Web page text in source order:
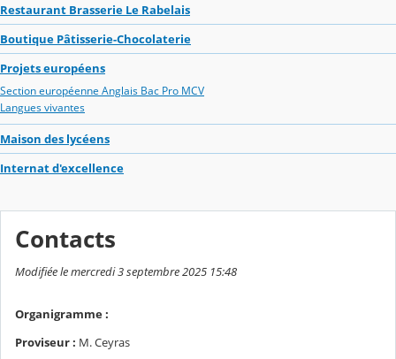
Restaurant Brasserie Le Rabelais
Boutique Pâtisserie-Chocolaterie
Projets européens
Section européenne Anglais Bac Pro MCV
Langues vivantes
Maison des lycéens
Internat d'excellence
Contacts
Modifiée le mercredi 3 septembre 2025 15:48
Organigramme :
Proviseur : M. Ceyras